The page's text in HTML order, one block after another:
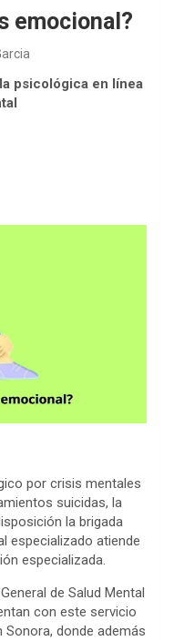
emocional?
psicológica en línea
por crisis mentales
suicidas, la
la brigada
especializado atiende
especializada.
de Salud Mental
con este servicio
donde además